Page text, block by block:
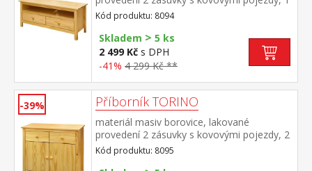
police
Kód produktu: 8094
Skladem > 5 ks
2 499 Kč s DPH
-41% 4 299 Kč **
-39% Příborník TORINO
materiál masiv borovice, lakované
provedení 2 zásuvky s kovovými pojezdy, 2
plné dveře, 1 police vhodný doplněk
nástavec 8096
Kód produktu: 8095